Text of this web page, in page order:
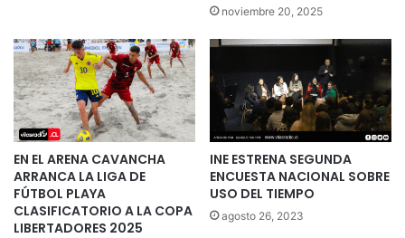
noviembre 20, 2025
EN EL ARENA CAVANCHA
ARRANCA LA LIGA DE
FÚTBOL PLAYA
CLASIFICATORIO A LA COPA
LIBERTADORES 2025
INE ESTRENA SEGUNDA
ENCUESTA NACIONAL SOBRE
USO DEL TIEMPO
agosto 26, 2023